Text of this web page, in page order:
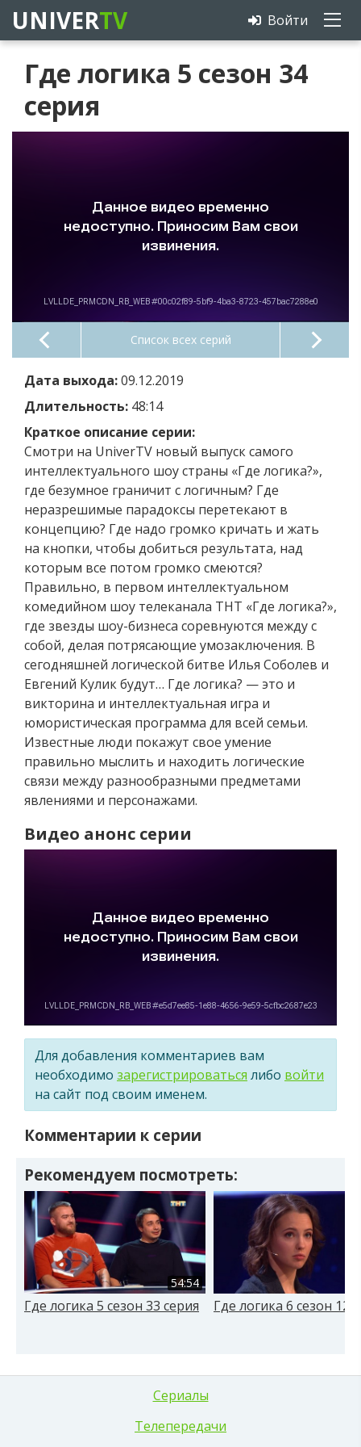
UNIVERTV Войти
Где логика 5 сезон 34
серия
Список всех серий
Дата выхода:09.12.2019
Длительность: 48:14
Краткое описание серии:
Смотри на UniverTV новый выпуск самого
интеллектуального шоу страны «Где логика?»,
где безумное граничит с логичным? Где
неразрешимые парадоксы перетекают в
концепцию? Где надо громко кричать и жать
на кнопки, чтобы добиться результата, над
которым все потом громко смеются?
Правильно, в первом интеллектуальном
комедийном шоу телеканала ТНТ «Где логика?»,
где звезды шоу-бизнеса соревнуются между с
собой, делая потрясающие умозаключения. В
сегодняшней логической битве Илья Соболев и
Евгений Кулик будут… Где логика? — это и
викторина и интеллектуальная игра и
юмористическая программа для всей семьи.
Известные люди покажут свое умение
правильно мыслить и находить логические
связи между разнообразными предметами
явлениями и персонажами.
Видео анонс серии
Для добавления комментариев вам
необходимо зарегистрироваться либо войти
на сайт под своим именем.
Комментарии к серии
Рекомендуем посмотреть:
54:54
Где логика 5 сезон 33 серия Где логика 6 сезон 12
Сериалы
Телепередачи